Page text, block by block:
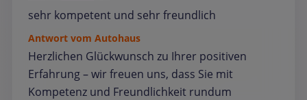
sehr kompetent und sehr freundlich
Antwort vom Autohaus
Herzlichen Glückwunsch zu Ihrer positiven
Erfahrung – wir freuen uns, dass Sie mit
Kompetenz und Freundlichkeit rundum